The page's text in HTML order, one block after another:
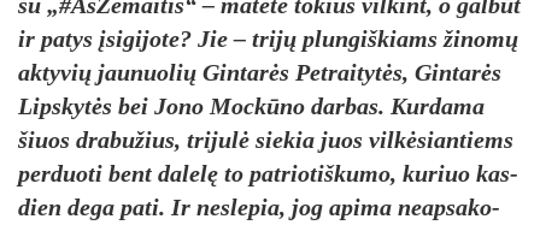
ir pa­tys įsi­gi­jo­te? Jie – tri­jų plun­giš­kiams ži­no­mų
ak­ty­vių jau­nuo­lių Gin­ta­rės Pet­rai­ty­tės, Gin­ta­rės
Lips­ky­tės bei Jo­no Moc­kū­no dar­bas. Kur­da­ma
šiuos dra­bu­žius, tri­ju­lė sie­kia juos vil­kė­sian­tiems
per­duo­ti bent da­le­lę to pa­trio­tiš­ku­mo, ku­riuo kas­
dien de­ga pa­ti. Ir ne­sle­pia, jog api­ma neap­sa­ko­